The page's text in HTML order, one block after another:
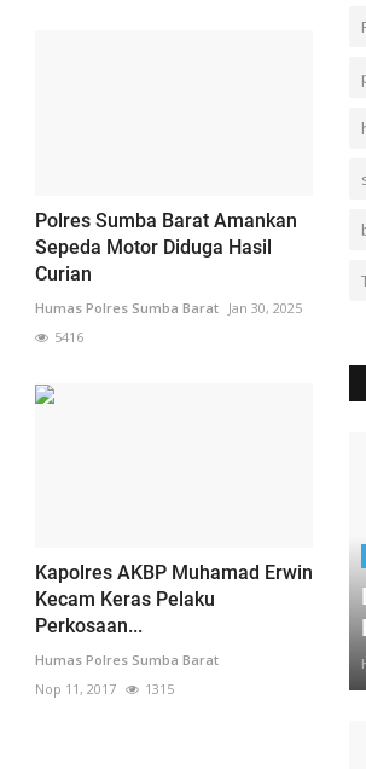
Polres Sumba Barat Amankan
Sepeda Motor Diduga Hasil
Curian
Humas Polres Sumba Barat
Jan 30, 2025
5416
Kapolres AKBP Muhamad Erwin
Kecam Keras Pelaku
Perkosaan...
Humas Polres Sumba Barat
Nop 11, 2017
1315